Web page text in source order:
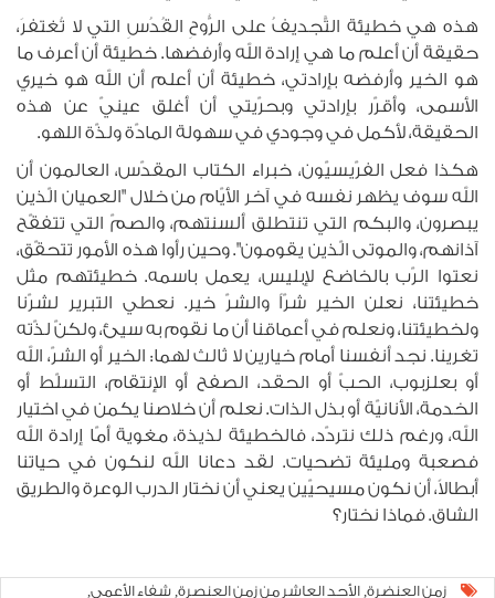
هذه هي خطيئة التَّجديفُ على الرُّوحِ القُدُسِ التي لا تُغتفرَ،
حقيقة أن أعلم ما هي إرادة الله وأرفضها. خطيئة أن أعرف ما
هو الخير وأرفضه بإرادتي، خطيئة أن أعلم أن الله هو خيري
الأسمى، وأقرّر بإرادتي وبحرّيتي أن أغلق عينيّ عن هذه
الحقيقة، لأكمل في وجودي في سهولة المادّة ولذّة اللهو.
هكذا فعل الفرّيسيّون، خبراء الكتاب المقدّس، العالمون أن
الله سوف يظهر نفسه في آخر الأيّام من خلال "العميان الّذين
يبصرون، والبكم التي تنتطلق ألسنتهم، والصمّ التي تتفقّح
آذانهم، والموتى الّذين يقومون". وحين رأوا هذه الأمور تتحقّق،
نعتوا الرّب بالخاضع لإبليس، يعمل باسمه. خطيئتهم مثل
خطيئتنا، نعلن الخير شرّاً والشرّ خير. نعطي التبرير لشرّنا
ولخطيئتنا، ونعلم في أعماقنا أن ما نقوم به سيئ، ولكنّ لذّته
تغرينا. نجد أنفسنا أمام خيارين لا ثالث لهما: الخير أو الشرّ، الله
أو بعلزبوب، الحبّ أو الحقد، الصفح أو الإنتقام، التسلّط أو
الخدمة، الأنانيّة أو بذل الذات. نعلم أن خلاصنا يكمن في اختيار
الله، ورغم ذلك نتردّد، فالخطيئة لذيذة، مغوية أمّا إرادة الله
فصعبة ومليئة تضحيات. لقد دعانا الله لنكون في حياتنا
أبطالاً، أن نكون مسيحيّين يعني أن نختار الدرب الوعرة والطريق
الشاق. فماذا نختار؟
زمن العنضرة, الأحد العاشر من زمن العنصرة, شفاء الأعمى,